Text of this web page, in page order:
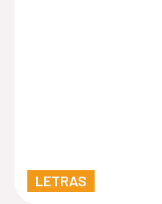
LETRAS